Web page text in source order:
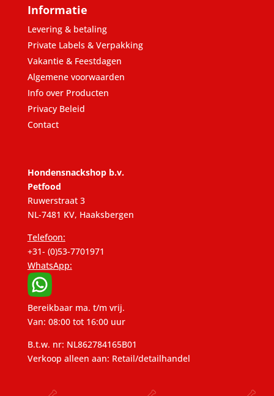
Informatie
Levering & betaling
Private Labels & Verpakking
Vakantie & Feestdagen
Algemene voorwaarden
Info over Producten
Privacy Beleid
Contact
Hondensnackshop b.v.
Petfood
Ruwerstraat 3
NL-7481 KV, Haaksbergen
Telefoon:
+31- (0)53-7701971
WhatsApp:
Bereikbaar ma. t/m vrij.
Van: 08:00 tot 16:00 uur
B.t.w. nr: NL862784165B01
Verkoop alleen aan: Retail/detailhandel